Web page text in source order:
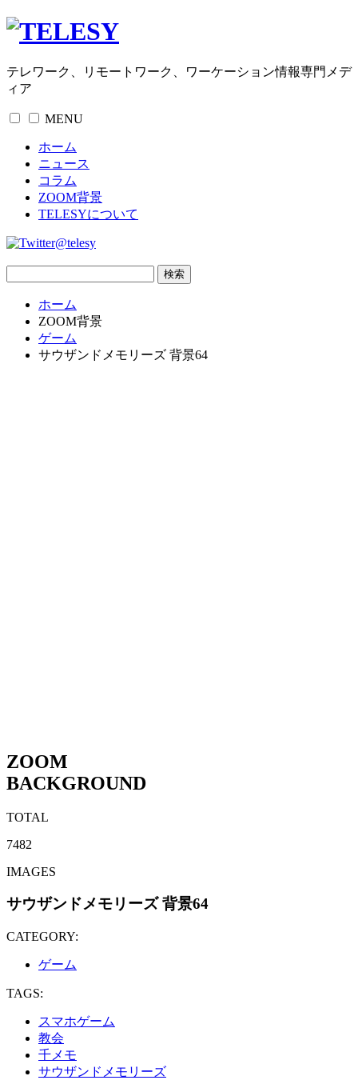
テレワーク、リモートワーク、ワーケーション情報専門メデ
ィア
MENU
ホーム
ニュース
コラム
ZOOM背景
TELESYについて
@telesy
ホーム
ZOOM背景
ゲーム
サウザンドメモリーズ 背景64
ZOOM
BACKGROUND
TOTAL
7482
IMAGES
サウザンドメモリーズ 背景64
CATEGORY:
ゲーム
TAGS:
スマホゲーム
教会
千メモ
サウザンドメモリーズ